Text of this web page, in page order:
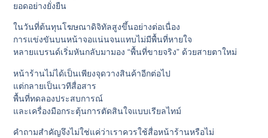
ยอดอย่างยั่งยืน
ในวันที่ต้นทุนโฆษณาดิจิทัลสูงขึ้นอย่างต่อเนื่อง
การแข่งขันบนหน้าจอแน่นจนแทบไม่มีพื้นที่หายใจ
หลายแบรนด์เริ่มหันกลับมามอง “พื้นที่ขายจริง” ด้วยสายตาใหม่
หน้าร้านไม่ได้เป็นเพียงจุดวางสินค้าอีกต่อไป
แต่กลายเป็นเวทีสื่อสาร
พื้นที่ทดลองประสบการณ์
และเครื่องมือกระตุ้นการตัดสินใจแบบเรียลไทม์
คำถามสำคัญจึงไม่ใช่แค่ว่าเราควรใช้สื่อหน้าร้านหรือไม่